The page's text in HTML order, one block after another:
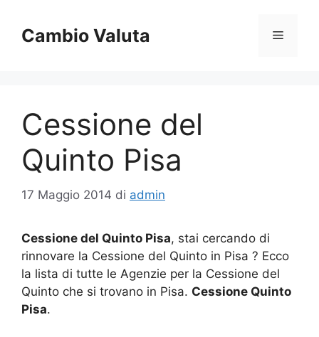
contenuto
Cambio Valuta Menu
Cessione del
Quinto Pisa
17 Maggio 2014 di admin
Cessione del Quinto Pisa, stai cercando di
rinnovare la Cessione del Quinto in Pisa ? Ecco
la lista di tutte le Agenzie per la Cessione del
Quinto che si trovano in Pisa. Cessione Quinto
Pisa.